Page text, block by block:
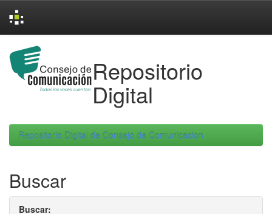
navigation
Repositorio
Digital
Repositorio Digital de Consejo de Comunicacion
Buscar
Buscar: